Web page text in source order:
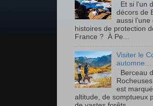
Et si l’un
décors de
aussi
histoires de protection
France ? À Pe...
Visiter le
automne...
Berceau
est
altitude, de somptueux